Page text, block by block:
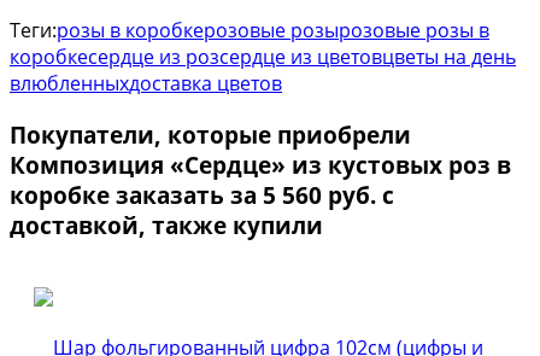
Теги:розы в коробкерозовые розырозовые розы в
коробкесердце из розсердце из цветовцветы на день
влюбленныхдоставка цветов
Покупатели, которые приобрели
Композиция «Сердце» из кустовых роз в
коробке заказать за 5 560 руб. с
доставкой, также купили